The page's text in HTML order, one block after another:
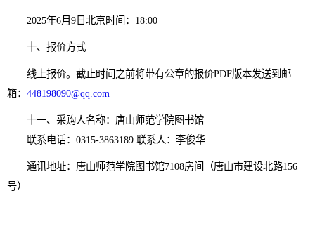
2025年6月9日北京时间： 18:00
十、报价方式
线上报价。截止时间之前将带有公章的报价PDF版本发送到邮
箱： 448198090@qq.com
十一、采购人名称：唐山师范学院图书馆
联系电话： 0315-3863189 联系人：李俊华
通讯地址：唐山师范学院图书馆7108房间（唐山市建设北路156
号）